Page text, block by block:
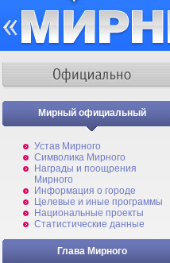
Мирный официальный
Устав Мирного
Символика Мирного
Награды и поощрения
Мирного
Информация о городе
Целевые и иные программы
Национальные проекты
Статистические данные
Глава Мирного